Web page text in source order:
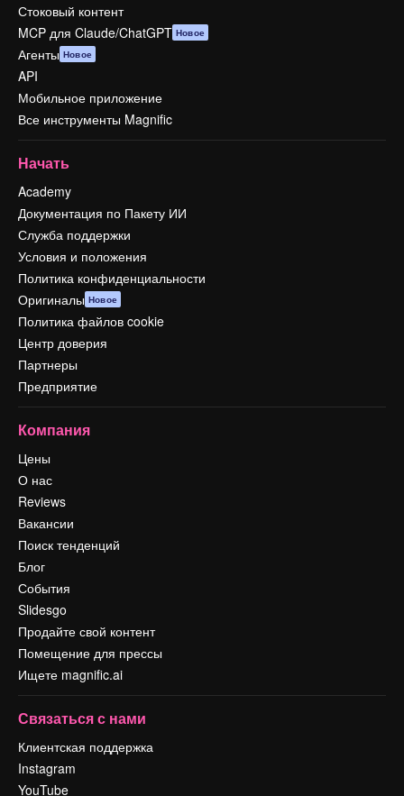
Стоковый контент
MCP для Claude/ChatGPT Новое
Агенты Новое
API
Мобильное приложение
Все инструменты Magnific
Начать
Academy
Документация по Пакету ИИ
Служба поддержки
Условия и положения
Политика конфиденциальности
Оригиналы Новое
Политика файлов cookie
Центр доверия
Партнеры
Предприятие
Компания
Цены
О нас
Reviews
Вакансии
Поиск тенденций
Блог
События
Slidesgo
Продайте свой контент
Помещение для прессы
Ищете magnific.ai
Связаться с нами
Клиентская поддержка
Instagram
YouTube